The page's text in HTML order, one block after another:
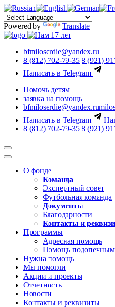
Powered by Translate
bfmiloserdie@yandex.ru
8 (812) 702-79-35 8 (921)
Написать в Telegram
Помочь детям
заявка на помощь
bfmiloserdie@yandex.ru
Написать в Telegram
8 (812) 702-79-35 8 (921)
О фонде
Команда
Экспертный совет
Футбольная команда
Документы
Благодарности
Контакты и
Программы
Адресная помощь
Помощь подопечным
Нужна помощь
Мы помогли
Акции и проекты
Отчетность
Новости
Контакты и реквизиты